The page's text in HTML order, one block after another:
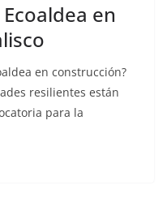
en
en construcción?
resilientes están
para la